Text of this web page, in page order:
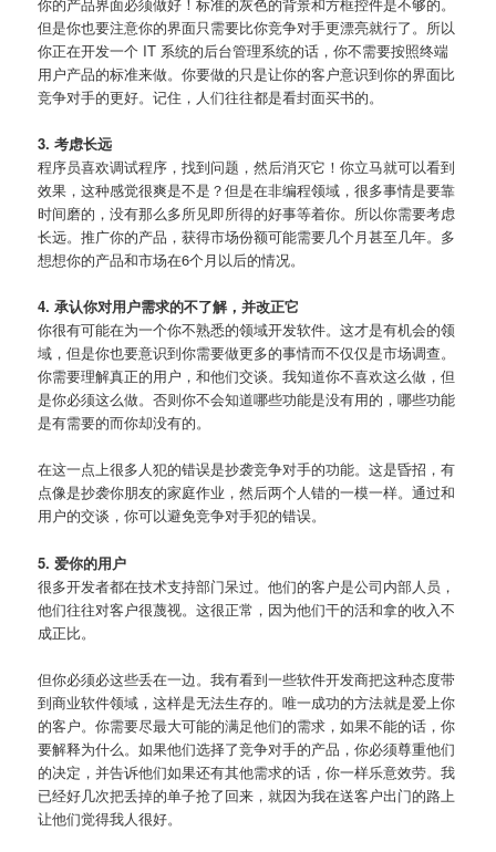
但是你也要注意你的界面只需要比你竞争对手更漂亮就行了。所以
你正在开发一个 IT 系统的后台管理系统的话，你不需要按照终端
用户产品的标准来做。你要做的只是让你的客户意识到你的界面比
竞争对手的更好。记住，人们往往都是看封面买书的。
3. 考虑长远
程序员喜欢调试程序，找到问题，然后消灭它！你立马就可以看到
效果，这种感觉很爽是不是？但是在非编程领域，很多事情是要靠
时间磨的，没有那么多所见即所得的好事等着你。所以你需要考虑
长远。推广你的产品，获得市场份额可能需要几个月甚至几年。多
想想你的产品和市场在6个月以后的情况。
4. 承认你对用户需求的不了解，并改正它
你很有可能在为一个你不熟悉的领域开发软件。这才是有机会的领
域，但是你也要意识到你需要做更多的事情而不仅仅是市场调查。
你需要理解真正的用户，和他们交谈。我知道你不喜欢这么做，但
是你必须这么做。否则你不会知道哪些功能是没有用的，哪些功能
是有需要的而你却没有的。
在这一点上很多人犯的错误是抄袭竞争对手的功能。这是昏招，有
点像是抄袭你朋友的家庭作业，然后两个人错的一模一样。通过和
用户的交谈，你可以避免竞争对手犯的错误。
5. 爱你的用户
很多开发者都在技术支持部门呆过。他们的客户是公司内部人员，
他们往往对客户很蔑视。这很正常，因为他们干的活和拿的收入不
成正比。
但你必须必这些丢在一边。我有看到一些软件开发商把这种态度带
到商业软件领域，这样是无法生存的。唯一成功的方法就是爱上你
的客户。你需要尽最大可能的满足他们的需求，如果不能的话，你
要解释为什么。如果他们选择了竞争对手的产品，你必须尊重他们
的决定，并告诉他们如果还有其他需求的话，你一样乐意效劳。我
已经好几次把丢掉的单子抢了回来，就因为我在送客户出门的路上
让他们觉得我人很好。